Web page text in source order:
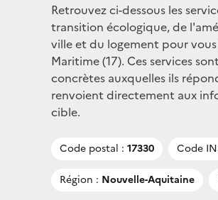
Retrouvez ci-dessous les
transition écologique, de
ville et du logement pour
Maritime (17). Ces services
concrètes auxquelles ils
renvoient directement aux
cible.
Code postal : 17330 Code
Région : Nouvelle-Aquitaine